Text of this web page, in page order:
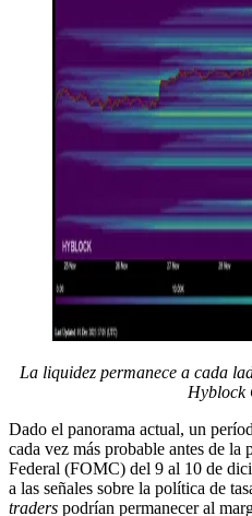
La liquidez permanece a cada
Hyblock
Dado el panorama actual, un
cada vez más probable antes de la
Federal (FOMC) del 9 al 10 de
a las señales sobre la política de
traders podrían permanecer al